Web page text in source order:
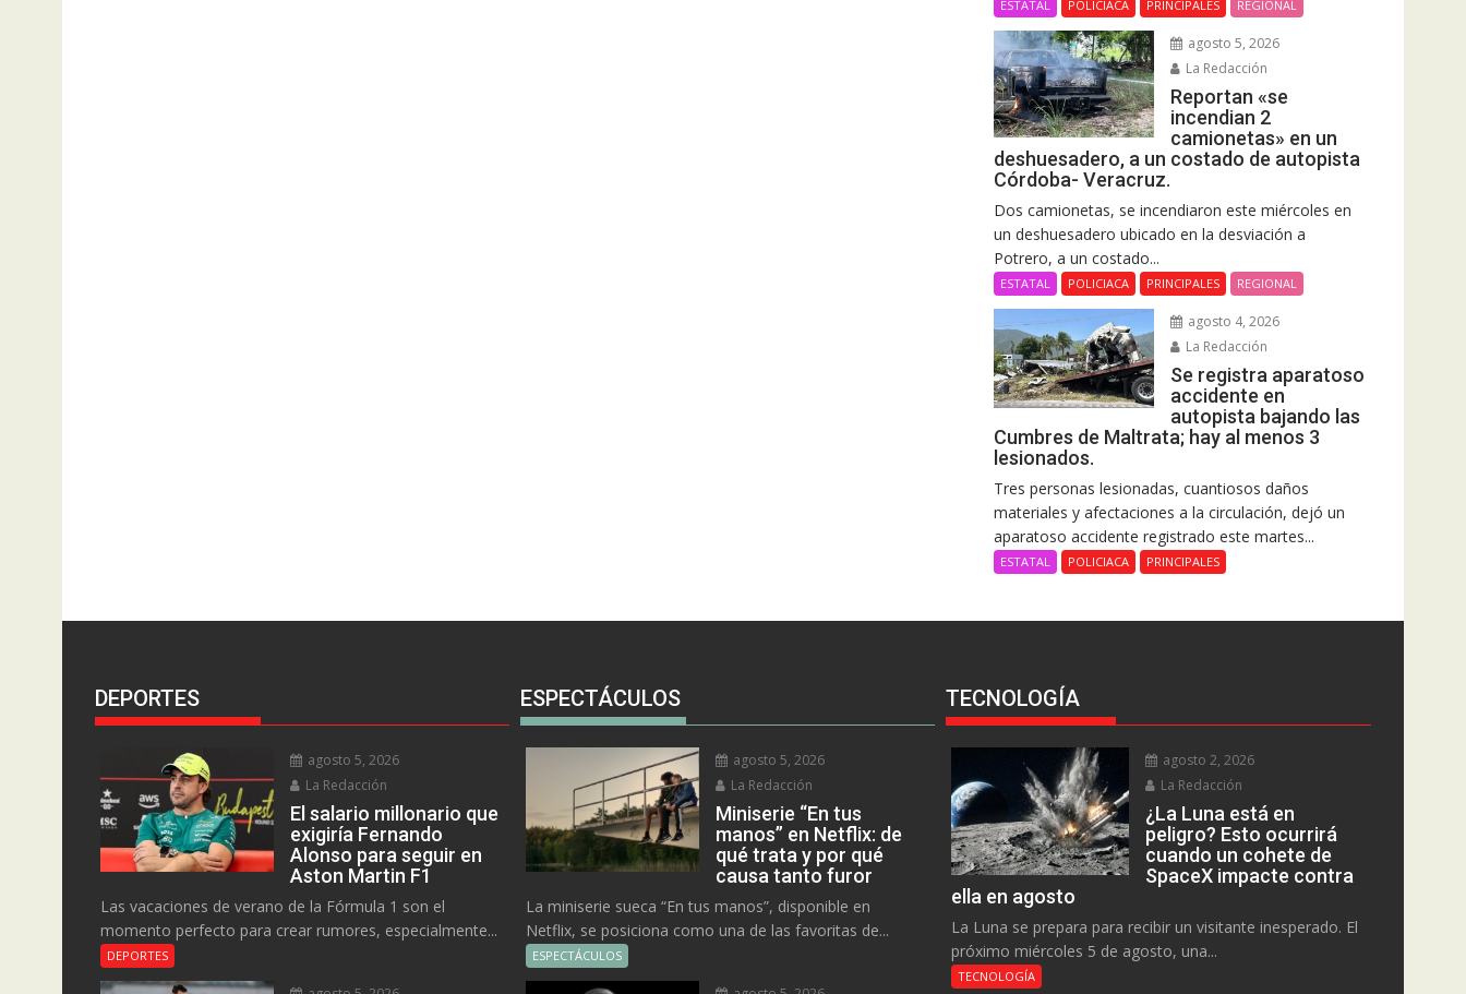
ESTATAL POLICIACA PRINCIPALES REGIONAL
agosto 5, 2026
La Redacción
Reportan «se
incendian 2
camionetas» en un
deshuesadero, a un costado de autopista
Córdoba- Veracruz.
Dos camionetas, se incendiaron este miércoles en
un deshuesadero ubicado en la desviación a
Potrero, a un costado...
ESTATAL POLICIACA PRINCIPALES REGIONAL
agosto 4, 2026
La Redacción
Se registra aparatoso
accidente en
autopista bajando las
Cumbres de Maltrata; hay al menos 3
lesionados.
Tres personas lesionadas, cuantiosos daños
materiales y afectaciones a la circulación, dejó un
aparatoso accidente registrado este martes...
ESTATAL POLICIACA PRINCIPALES
DEPORTES
agosto 5, 2026
La Redacción
El salario millonario que
exigiría Fernando
Alonso para seguir en
Aston Martin F1
Las vacaciones de verano de la Fórmula 1 son el
momento perfecto para crear rumores, especialmente...
DEPORTES
ESPECTÁCULOS
agosto 5, 2026
La Redacción
Miniserie “En tus
manos” en Netflix: de
qué trata y por qué
causa tanto furor
La miniserie sueca “En tus manos”, disponible en
Netflix, se posiciona como una de las favoritas de...
ESPECTÁCULOS
TECNOLOGÍA
agosto 2, 2026
La Redacción
¿La Luna está en
peligro? Esto ocurrirá
cuando un cohete de
SpaceX impacte contra
ella en agosto
La Luna se prepara para recibir un visitante inesperado. El
próximo miércoles 5 de agosto, una...
TECNOLOGÍA